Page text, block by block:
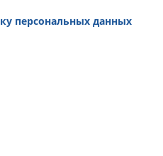
персональных данных